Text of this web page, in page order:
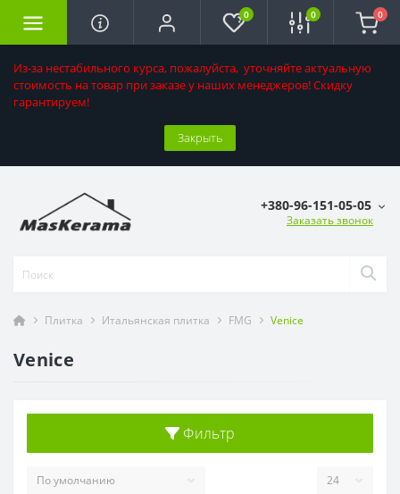
Из-за нестабильного курса, пожалуйста, уточняйте актуальную
стоимость на товар при заказе у наших менеджеров! Скидку
гарантируем!
Закрыть
0 0 0
+380-96-151-05-05
Заказать звонок
Плитка Итальянская плитка FMG Venice
Venice
Фильтр